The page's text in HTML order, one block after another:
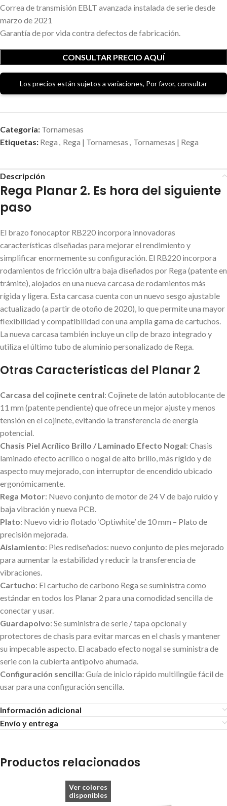
Correa de transmisión EBLT avanzada instalada de serie desde
marzo de 2021
Garantía de por vida contra defectos de fabricación.
CONSULTAR PRECIO AQUÍ
Los precios están sujetos a variaciones, Por favor, consultar
Categoría: Tornamesas
Etiquetas: Rega , Rega | Tornamesas , Tornamesas | Rega
Descripción
Rega Planar 2. Es hora del siguiente
paso
El brazo fonocaptor RB220 incorpora innovadoras
características diseñadas para mejorar el rendimiento y
simplificar enormemente su configuración. El RB220 incorpora
rodamientos de fricción ultra baja diseñados por Rega (patente en
trámite), alojados en una nueva carcasa de rodamientos más
rígida y ligera. Esta carcasa cuenta con un nuevo sesgo ajustable
actualizado (a partir de otoño de 2020), lo que permite una mayor
flexibilidad y compatibilidad con una amplia gama de cartuchos.
La nueva carcasa también incluye un clip de brazo integrado y
utiliza el último tubo de aluminio personalizado de Rega.
Otras Características del Planar 2
Carcasa del cojinete central: Cojinete de latón autoblocante de
11 mm (patente pendiente) que ofrece un mejor ajuste y menos
tensión en el cojinete, evitando la transferencia de energía
potencial.
Chasis Piel Acrílico Brillo / Laminado Efecto Nogal: Chasis
laminado efecto acrílico o nogal de alto brillo, más rígido y de
aspecto muy mejorado, con interruptor de encendido ubicado
ergonómicamente.
Rega Motor: Nuevo conjunto de motor de 24 V de bajo ruido y
baja vibración y nueva PCB.
Plato: Nuevo vidrio flotado ‘Optiwhite’ de 10 mm – Plato de
precisión mejorada.
Aislamiento: Pies rediseñados: nuevo conjunto de pies mejorado
para aumentar la estabilidad y reducir la transferencia de
vibraciones.
Cartucho: El cartucho de carbono Rega se suministra como
estándar en todos los Planar 2 para una comodidad sencilla de
conectar y usar.
Guardapolvo: Se suministra de serie / tapa opcional y
protectores de chasis para evitar marcas en el chasis y mantener
su impecable aspecto. El acabado efecto nogal se suministra de
serie con la cubierta antipolvo ahumada.
Configuración sencilla: Guía de inicio rápido multilingüe fácil de
usar para una configuración sencilla.
Información adicional
Envío y entrega
Productos relacionados
Ver colores
disponibles